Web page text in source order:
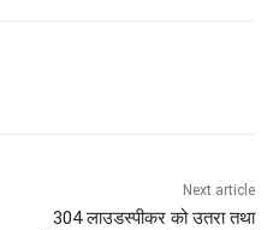
Next article
304 लाउडस्पीकर को उतरा तथा